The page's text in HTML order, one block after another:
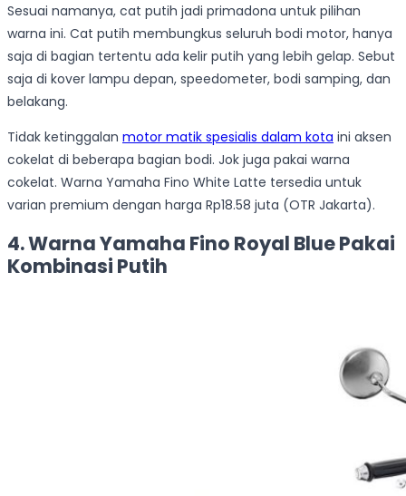
Sesuai namanya, cat putih jadi primadona untuk pilihan
warna ini. Cat putih membungkus seluruh bodi motor, hanya
saja di bagian tertentu ada kelir putih yang lebih gelap. Sebut
saja di kover lampu depan, speedometer, bodi samping, dan
belakang.
Tidak ketinggalan motor matik spesialis dalam kota ini aksen
cokelat di beberapa bagian bodi. Jok juga pakai warna
cokelat. Warna Yamaha Fino White Latte tersedia untuk
varian premium dengan harga Rp18.58 juta (OTR Jakarta).
4. Warna Yamaha Fino Royal Blue Pakai
Kombinasi Putih